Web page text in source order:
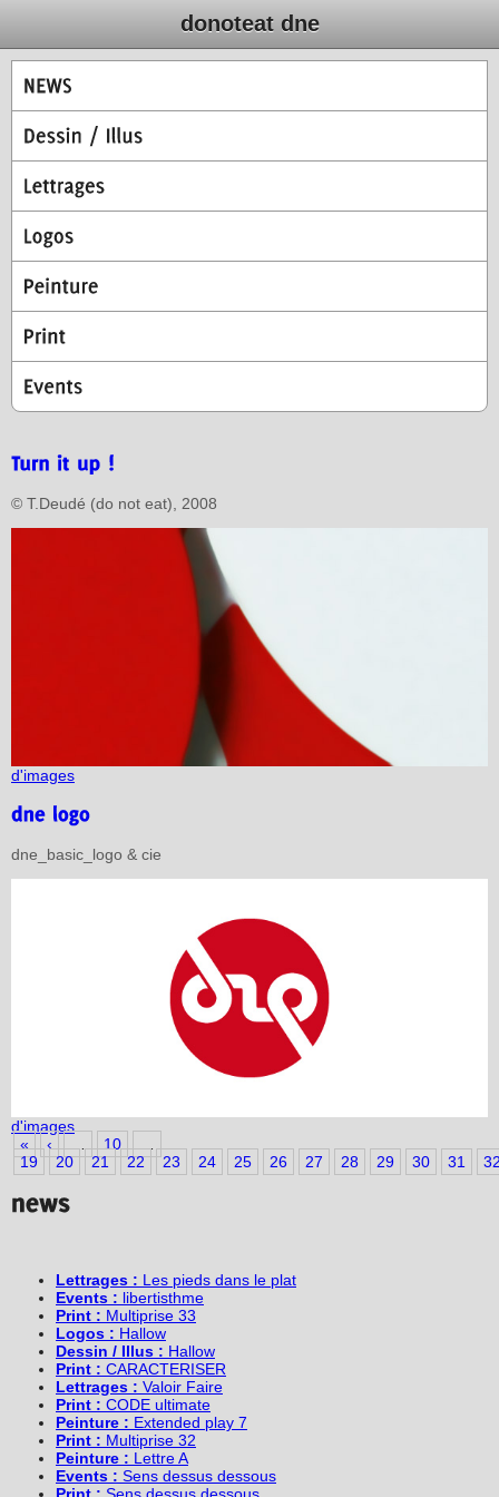
donoteat dne
© T.Deudé (do not eat), 2008
d'images
dne_basic_logo & cie
d'images
«
‹ 10
19
20 21 22 23 24 25 26 27 28 29 30 31
Lettrages : Les pieds dans le plat
Events : libertisthme
Print : Multiprise 33
Logos : Hallow
Dessin / Illus : Hallow
Print : CARACTERISER
Lettrages : Valoir Faire
Print : CODE ultimate
Peinture : Extended play 7
Print : Multiprise 32
Peinture : Lettre A
Events : Sens dessus dessous
Print : Sens dessus dessous